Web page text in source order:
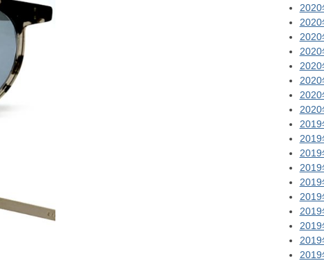
2020
2020
2020
2020
2020
2020
2020
2020
2019
2019
2019
2019
2019
2019
2019
2019
2019
2019